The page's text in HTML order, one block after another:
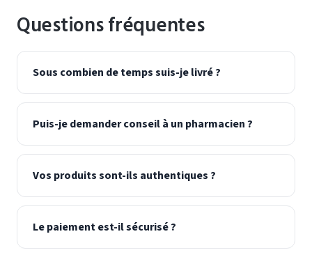
Questions fréquentes
Sous combien de temps suis-je livré ?
Puis-je demander conseil à un pharmacien ?
Vos produits sont-ils authentiques ?
Le paiement est-il sécurisé ?